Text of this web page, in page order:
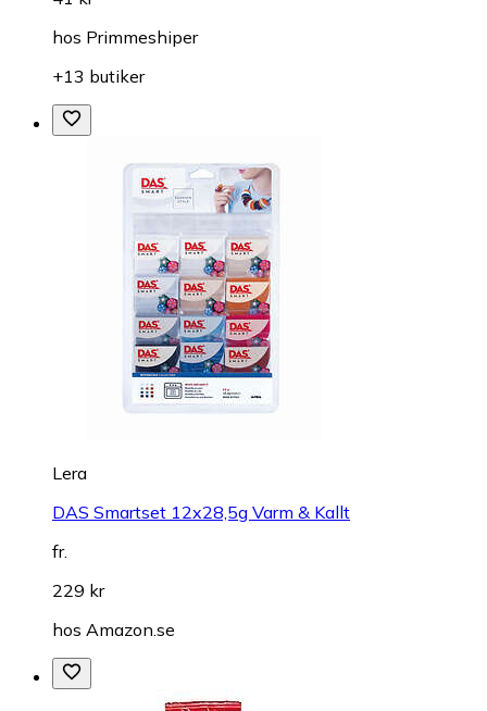
hos Primmeshiper
+13 butiker
Lera
DAS Smartset 12x28,5g Varm & Kallt
fr.
229 kr
hos Amazon.se